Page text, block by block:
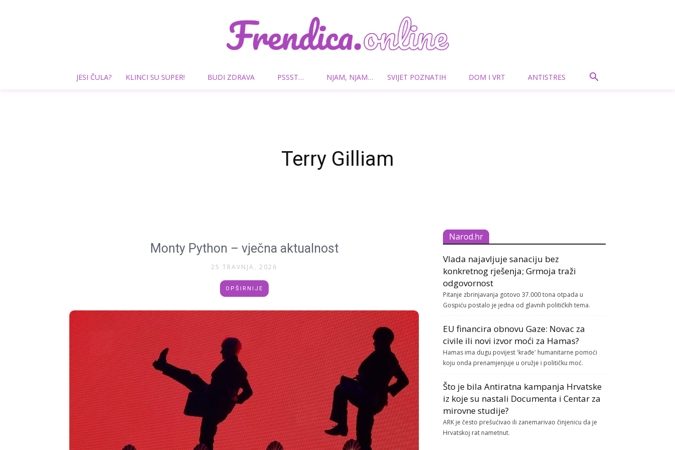
Frendica.online
JESI ČULA? KLINCI SU SUPER! BUDI ZDRAVA PSSST… NJAM, NJAM… SVIJET POZNATIH DOM I VRT ANTISTRES
Terry Gilliam
Monty Python – vječna aktualnost
25 TRAVNJA, 2026
OPŠIRNIJE
Narod.hr
Vlada najavljuje sanaciju bez
konkretnog rješenja; Grmoja traži
odgovornost
Pitanje zbrinjavanja gotovo 37.000 tona otpada u
Gospiću postalo je jedna od glavnih političkih tema.
EU financira obnovu Gaze: Novac za
civile ili novi izvor moći za Hamas?
Hamas ima dugu povijest 'krađe' humanitarne pomoći
koju onda prenamjenjuje u oružje i političku moć.
Što je bila Antiratna kampanja Hrvatske
iz koje su nastali Documenta i Centar za
mirovne studije?
ARK je često prešućivao ili zanemarivao činjenicu da je
Hrvatskoj rat nametnut.